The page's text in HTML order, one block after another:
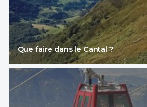
Que faire dans le Cantal ?